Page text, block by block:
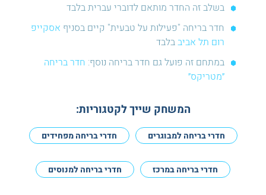
בשלב זה החדר מותאם לדוברי עברית בלבד
חדר בריחה "פעילות על טבעית" קיים בסניף אסקייפ
רום תל אביבבלבד
במתחם זה פועל גם חדר בריחה נוסף: חדר בריחה
״מטריקס״
המשחק שייך לקטגוריות:
חדרי בריחה למבוגרים חדרי בריחה מפחידים
חדרי בריחה במרכז חדרי בריחה למנוסים